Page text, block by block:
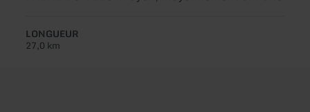
circuit:
LONGUEUR
27,0 km